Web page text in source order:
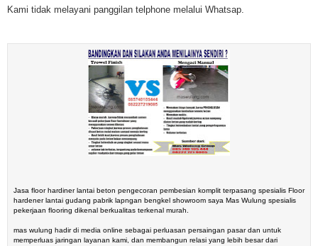
Kami tidak melayani panggilan telphone melalui Whatsap.
Jasa floor hardiner lantai beton pengecoran pembesian komplit terpasang spesialis Floor
hardener lantai gudang pabrik lapngan bengkel showroom saya Mas Wulung spesialis
pekerjaan flooring dikenal berkualitas terkenal murah.
mas wulung hadir di media online sebagai perluasan persaingan pasar dan untuk
memperluas jaringan layanan kami, dan membangun relasi yang lebih besar dari